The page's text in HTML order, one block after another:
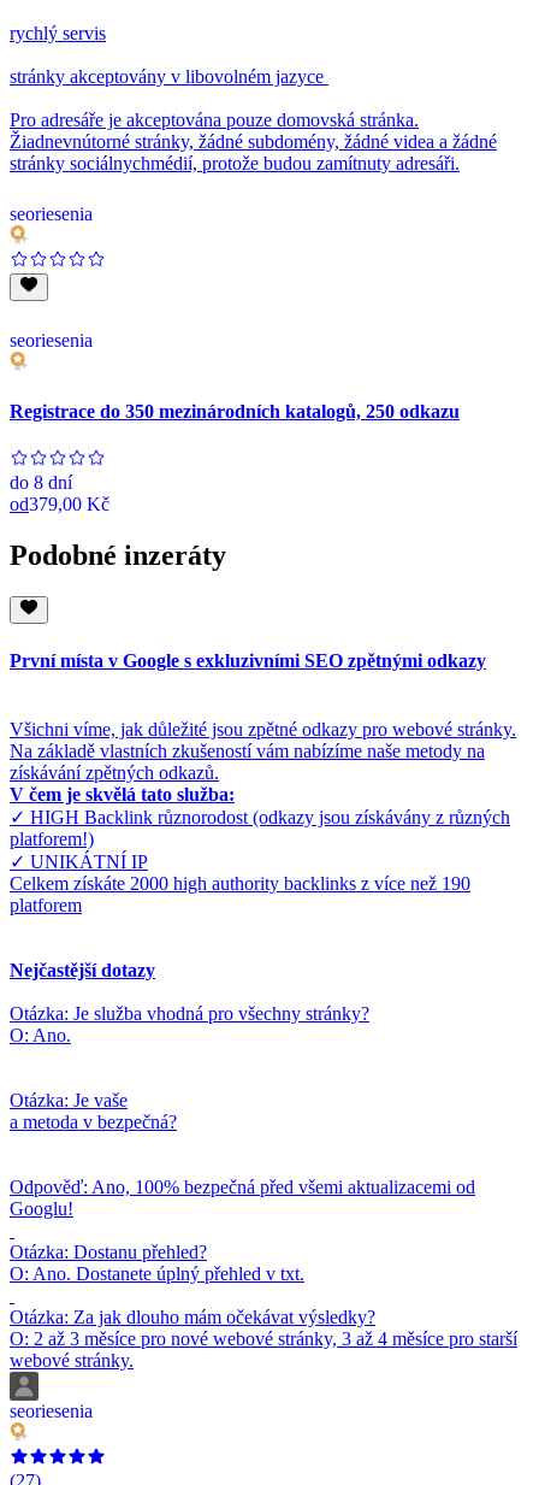
rychlý servis
stránky akceptovány v libovolném jazyce
Pro adresáře je akceptována pouze domovská stránka.
Žiadnevnútorné stránky, žádné subdomény, žádné videa a žádné
stránky sociálnychmédií, protože budou zamítnuty adresáři.
seoriesenia
seoriesenia
Registrace do 350 mezinárodních katalogů, 250 odkazu
do 8 dní
od379,00 Kč
Podobné inzeráty
První místa v Google s exkluzivními SEO zpětnými odkazy
Všichni víme, jak důležité jsou zpětné odkazy pro webové stránky.
Na základě vlastních zkušeností vám nabízíme naše metody na
získávání zpětných odkazů.
V čem je skvělá tato služba:
✓ HIGH Backlink různorodost (odkazy jsou získávány z různých
platforem!)
✓ UNIKÁTNÍ IP
Celkem získáte 2000 high authority backlinks z více než 190
platforem
Nejčastější dotazy
Otázka: Je služba vhodná pro všechny stránky?
O: Ano.
Otázka: Je vaše
a metoda v bezpečná?
Odpověď: Ano, 100% bezpečná před všemi aktualizacemi od
Googlu!
Otázka: Dostanu přehled?
O: Ano. Dostanete úplný přehled v txt.
Otázka: Za jak dlouho mám očekávat výsledky?
O: 2 až 3 měsíce pro nové webové stránky, 3 až 4 měsíce pro starší
webové stránky.
seoriesenia
(27)